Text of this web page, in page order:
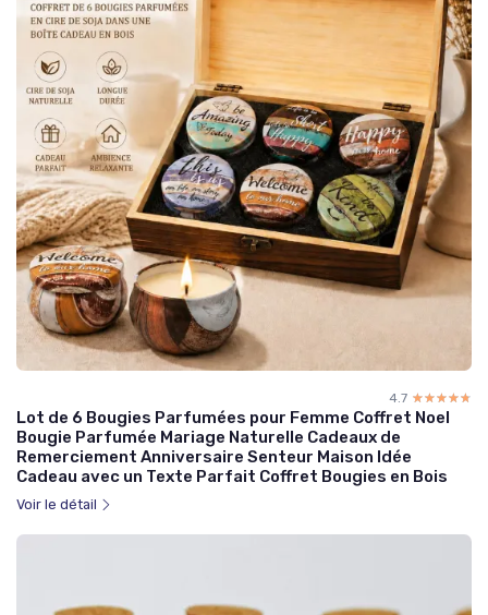
4.7 ☆☆☆☆☆
★★★★★
Lot de 6 Bougies Parfumées pour Femme Coffret Noel
Bougie Parfumée Mariage Naturelle Cadeaux de
Remerciement Anniversaire Senteur Maison Idée
Cadeau avec un Texte Parfait Coffret Bougies en Bois
Voir le détail